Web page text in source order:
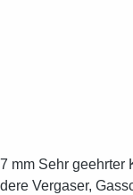
oder
Vergaser,